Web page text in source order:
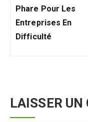
Phare Pour Les
Entreprises En
Difficulté
LAISSER